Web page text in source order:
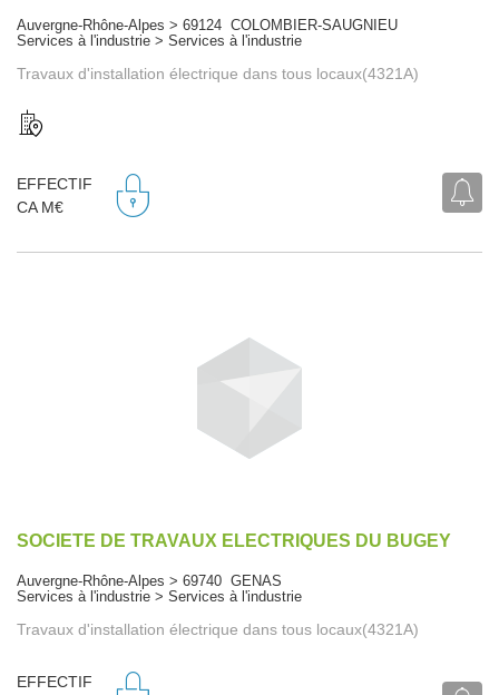
Auvergne-Rhône-Alpes > 69124 COLOMBIER-SAUGNIEU
Services à l'industrie > Services à l'industrie
Travaux d'installation électrique dans tous locaux(4321A)
EFFECTIF
CA M€
SOCIETE DE TRAVAUX ELECTRIQUES DU BUGEY
Auvergne-Rhône-Alpes > 69740 GENAS
Services à l'industrie > Services à l'industrie
Travaux d'installation électrique dans tous locaux(4321A)
EFFECTIF